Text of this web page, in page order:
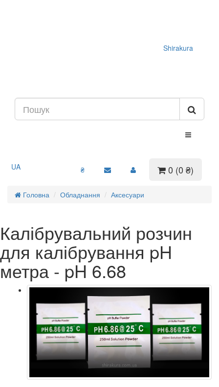
Shirakura
UA ₴ 0 (0 ₴)
Головна Обладнання Аксесуари
Калібрувальний розчин
для калібрування pH
метра - pH 6.68